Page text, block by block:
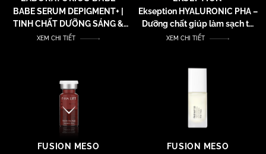
BABE SERUM DEPIGMENT+ |
TINH CHẤT DƯỠNG SÁNG &
LÀM MỜ VẾT THÂM NÁM
XEM CHI TIẾT
Ekseption HYALURONIC PHA –
Dưỡng chất giúp làm sạch tế
bào da chết, giúp da mịn
XEM CHI TIẾT
FUSION MESO
FUSION MESO